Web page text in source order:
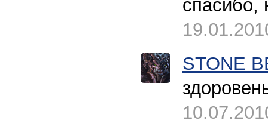
спасибо,
STONE